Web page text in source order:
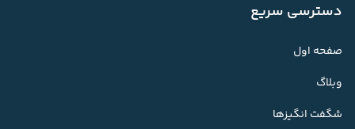
دسترسی سریع
صفحه اول
وبلاگ
شگفت انگیزها